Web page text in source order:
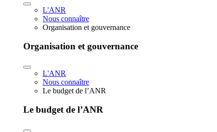
L'ANR
Nous connaître
Organisation et gouvernance
Organisation et gouvernance
L'ANR
Nous connaître
Le budget de l’ANR
Le budget de l’ANR